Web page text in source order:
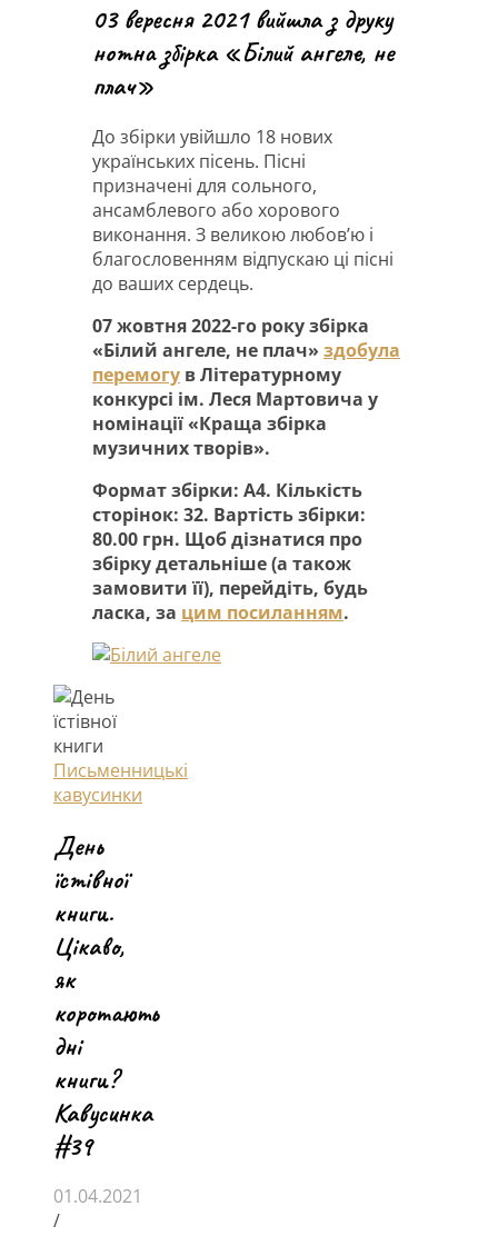
03 вересня 2021 вийшла з друку
нотна збірка «Білий ангеле, не
плач»
До збірки увійшло 18 нових
українських пісень. Пісні
призначені для сольного,
ансамблевого або хорового
виконання. З великою любов’ю і
благословенням відпускаю ці пісні
до ваших сердець.
07 жовтня 2022-го року збірка
«Білий ангеле, не плач» здобула
перемогу в Літературному
конкурсі ім. Леся Мартовича у
номінації «Краща збірка
музичних творів».
Формат збірки: А4. Кількість
сторінок: 32. Вартість збірки:
80.00 грн. Щоб дізнатися про
збірку детальніше (а також
замовити її), перейдіть, будь
ласка, за цим посиланням.
Письменницькі
кавусинки
День
їстівної
книги.
Цікаво,
як
коротають
дні
книги?
Кавусинка
#39
01.04.2021
/